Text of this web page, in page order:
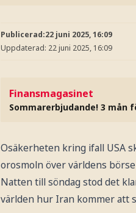
Publicerad:22 juni 2025, 16:09
Uppdaterad: 22 juni 2025, 16:09
Finansmagasinet
Sommarerbjudande! 3 mån
Osäkerheten kring ifall USA
orosmoln över världens
Natten till söndag stod det
världen hur Iran kommer att